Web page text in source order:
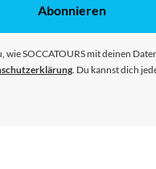
Abonnieren
SOCCATOURS mit deinen
. Du kannst dich